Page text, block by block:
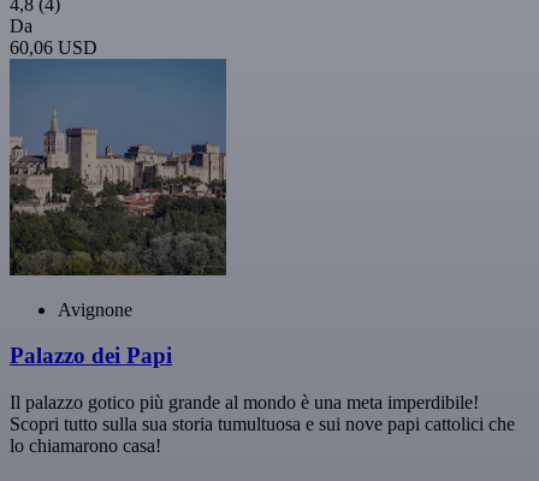
Da
60,06 USD
Avignone
Palazzo dei Papi
Il palazzo gotico più grande al mondo è una meta imperdibile!
Scopri tutto sulla sua storia tumultuosa e sui nove papi cattolici che
lo chiamarono casa!